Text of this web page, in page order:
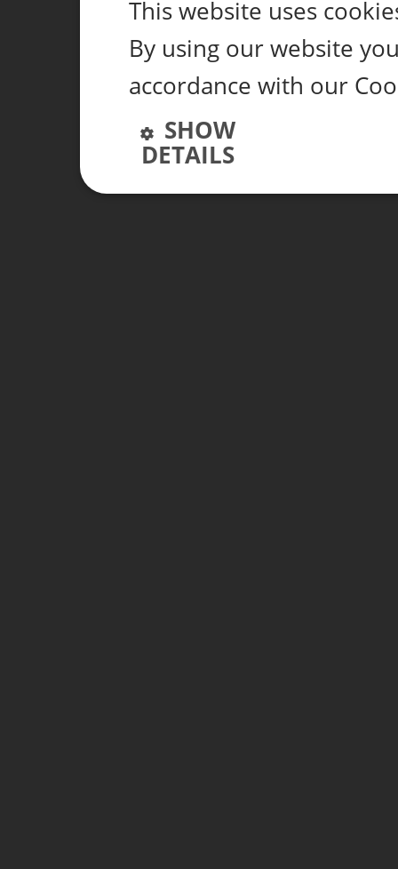
This website uses
By using our website
accordance with our
SHOW
DETAILS